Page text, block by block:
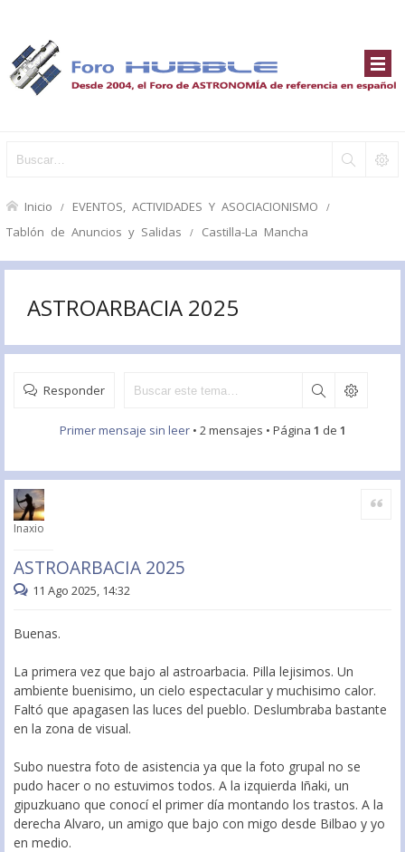
Inicio EVENTOS, ACTIVIDADES Y ASOCIACIONISMO
Tablón de Anuncios y Salidas Castilla-La Mancha
ASTROARBACIA 2025
Responder
Primer mensaje sin leer• 2 mensajes • Página 1 de 1
Inaxio
ASTROARBACIA 2025
Citar
11 Ago 2025, 14:32
Buenas.
La primera vez que bajo al astroarbacia. Pilla lejisimos. Un
ambiente buenisimo, un cielo espectacular y muchisimo calor.
Faltó que apagasen las luces del pueblo. Deslumbraba bastante
en la zona de visual.
Subo nuestra foto de asistencia ya que la foto grupal no se
pudo hacer o no estuvimos todos. A la izquierda Iñaki, un
gipuzkuano que conocí el primer día montando los trastos. A la
derecha Alvaro, un amigo que bajo con migo desde Bilbao y yo
en medio.